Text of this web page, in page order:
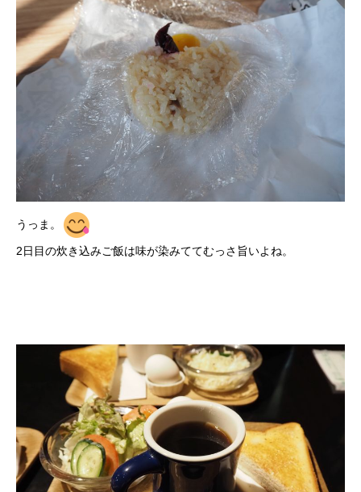
うっま。
2日目の炊き込みご飯は味が染みててむっさ旨いよね。